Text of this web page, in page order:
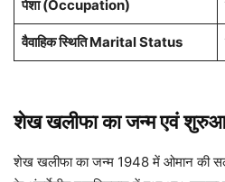
पेशा(Occupation)
वैवाहिक स्थिति Marital Status
शेख खलीफा का जन्म एवं
शेख खलीफा का जन्म 1948 में ओमान की